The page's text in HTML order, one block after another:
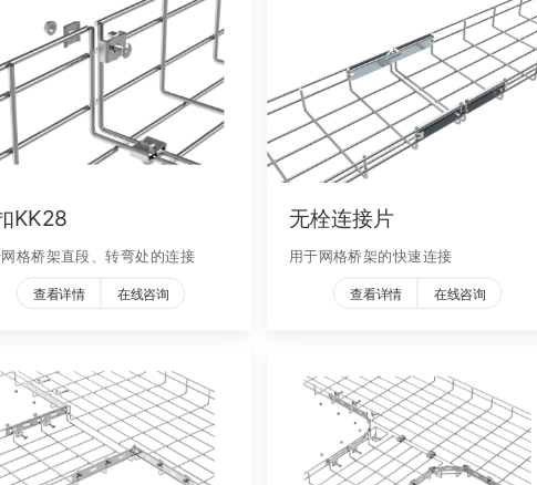
KK28
格桥架直段、转弯处的连接
查看详情 在线咨询
无栓连接片
用于网格桥架的快速连接
查看详情 在线咨询